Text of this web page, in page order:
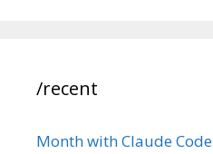
/recent
Month with Claude Code